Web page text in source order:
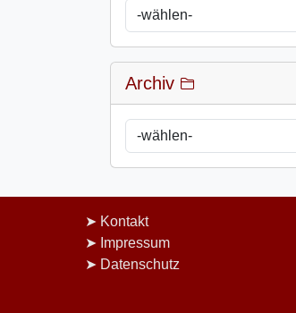
Archiv
Kontakt
Impressum
Datenschutz